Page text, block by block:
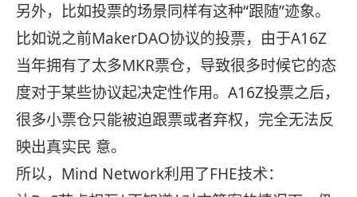
另外，比如投票的场景同样有这种“跟随”迹象。
比如说之前MakerDAO协议的投票，由于A16Z
当年拥有了太多MKR票仓，导致很多时候它的态
度对于某些协议起决定性作用。A16Z投票之后，
很多小票仓只能被迫跟票或者弃权，完全无法反
映出真实民 意。
所以，Mind Network利用了FHE技术：